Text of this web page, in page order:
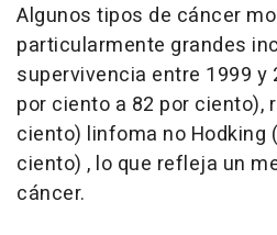
Algunos tipos de cáncer
particularmente grandes
supervivencia entre 1999 y
por ciento a 82 por ciento),
ciento) linfoma no Hodking
ciento) , lo que refleja un
cáncer.